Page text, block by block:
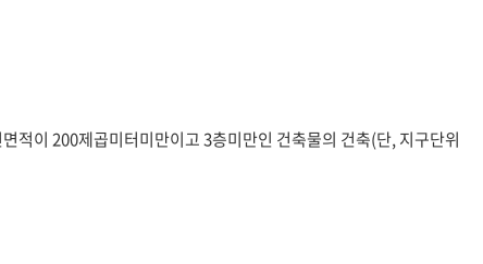
적이 200제곱미터미만이고 3층미만인 건축물의 건축(단, 지구단위